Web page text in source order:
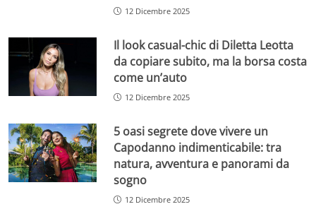
12 Dicembre 2025
Il look casual-chic di Diletta Leotta
da copiare subito, ma la borsa costa
come un’auto
12 Dicembre 2025
5 oasi segrete dove vivere un
Capodanno indimenticabile: tra
natura, avventura e panorami da
sogno
12 Dicembre 2025